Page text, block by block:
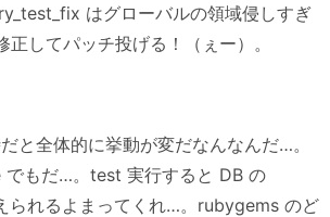
はグローバルの領域侵しすぎ
正してパッチ投げる！（ぇー）。
と全体的に挙動が変だなんなんだ…。
でもだ…。test 実行すると DB の
られるよまってくれ…。rubygems のど